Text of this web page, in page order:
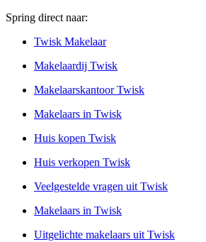
Spring direct naar:
Twisk Makelaar
Makelaardij Twisk
Makelaarskantoor Twisk
Makelaars in Twisk
Huis kopen Twisk
Huis verkopen Twisk
Veelgestelde vragen uit Twisk
Makelaars in Twisk
Uitgelichte makelaars uit Twisk